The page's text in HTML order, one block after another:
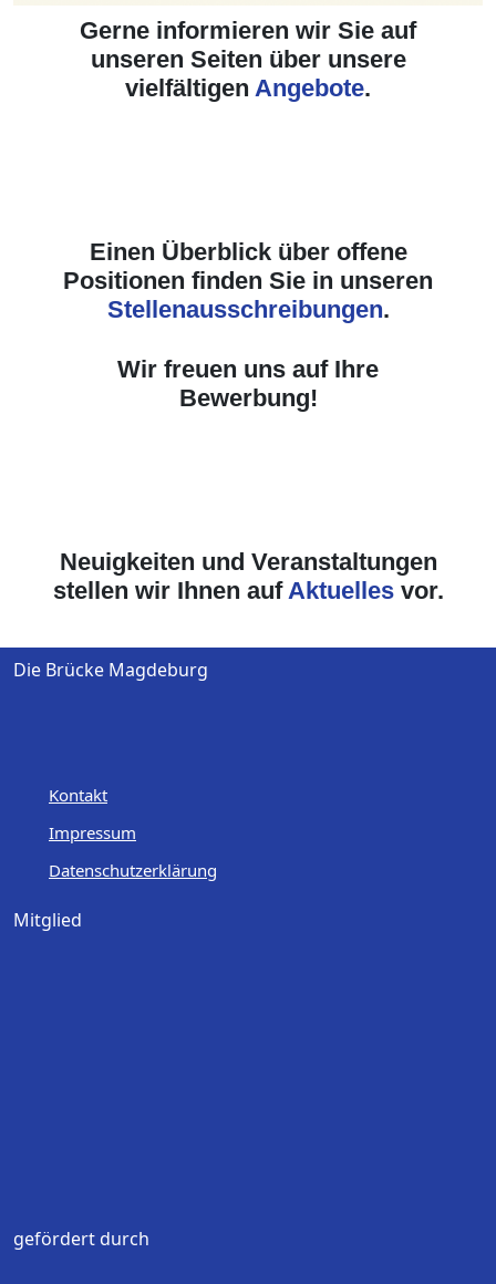
Gerne informieren wir Sie auf
unseren Seiten über unsere
vielfältigen Angebote.
Einen Überblick über offene
Positionen finden Sie in unseren
Stellenausschreibungen.
Wir freuen uns auf Ihre
Bewerbung!
Neuigkeiten und Veranstaltungen
stellen wir Ihnen auf Aktuellesvor.
Die Brücke Magdeburg
Kontakt
Impressum
Datenschutzerklärung
Mitglied
gefördert durch